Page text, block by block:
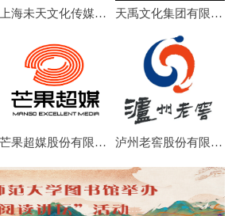
上海未天文化传媒有限公司 天禹文化集团有限公司
芒果超媒股份有限公司 泸州老窖股份有限公司